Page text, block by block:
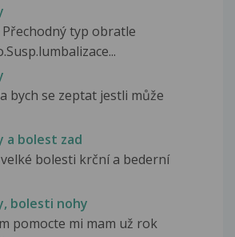
typ obratle
bych se zeptat jestli může
a bolest zad
bolesti krční a bederní
bolesti nohy
pomocte mi mam už rok